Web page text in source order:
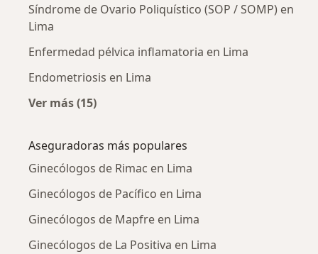
Síndrome de Ovario Poliquístico (SOP / SOMP) en
Lima
Enfermedad pélvica inflamatoria en Lima
Endometriosis en Lima
Ver más (15)
Aseguradoras más populares
Ginecólogos de Rimac en Lima
Ginecólogos de Pacífico en Lima
Ginecólogos de Mapfre en Lima
Ginecólogos de La Positiva en Lima